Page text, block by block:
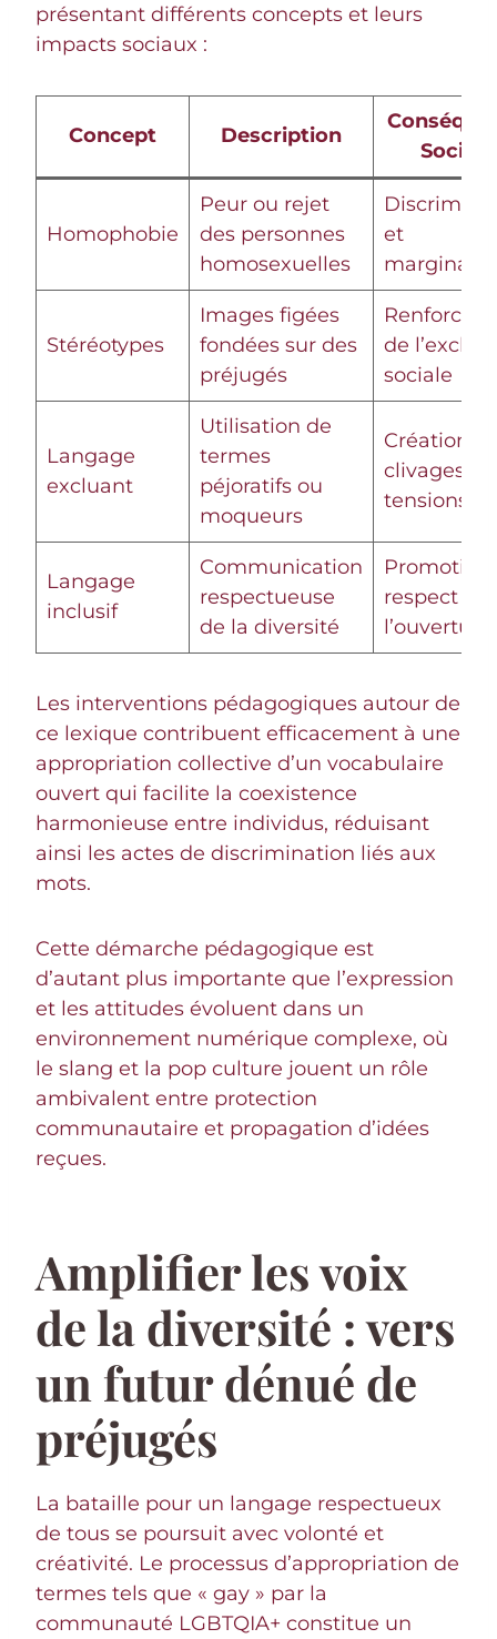
présentant différents concepts et leurs
impacts sociaux :
Concept Description
Homophobie
Peur ou rejet
des personnes
homosexuelles
et
Stéréotypes
Images figées
fondées sur des
préjugés
de
sociale
Langage
excluant
Utilisation de
termes
péjoratifs ou
moqueurs
Création
clivages et
tensions
Langage
inclusif
Communication
respectueuse
de la diversité
Promotion
respect et
l’ouverture
Les interventions pédagogiques autour de
ce lexique contribuent efficacement à une
appropriation collective d’un vocabulaire
ouvert qui facilite la coexistence
harmonieuse entre individus, réduisant
ainsi les actes de discrimination liés aux
mots.
Cette démarche pédagogique est
d’autant plus importante que l’expression
et les attitudes évoluent dans un
environnement numérique complexe, où
le slang et la pop culture jouent un rôle
ambivalent entre protection
communautaire et propagation d’idées
reçues.
Amplifier les voix
de la diversité : vers
un futur dénué de
préjugés
La bataille pour un langage respectueux
de tous se poursuit avec volonté et
créativité. Le processus d’appropriation de
termes tels que « gay » par la
communauté LGBTQIA+ constitue un